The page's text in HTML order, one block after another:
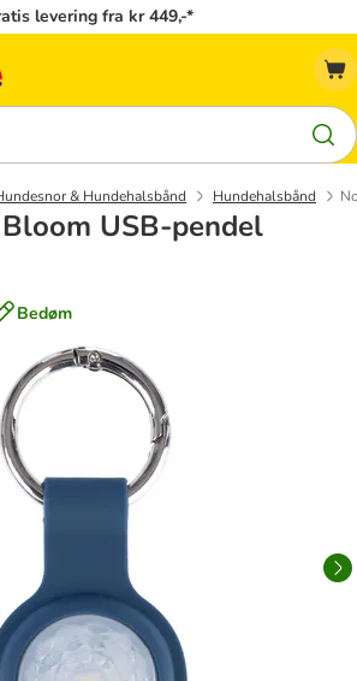
levering fra kr 449,-*
& Hundehalsbånd Hundehalsbånd
USB-pendel
Bedøm